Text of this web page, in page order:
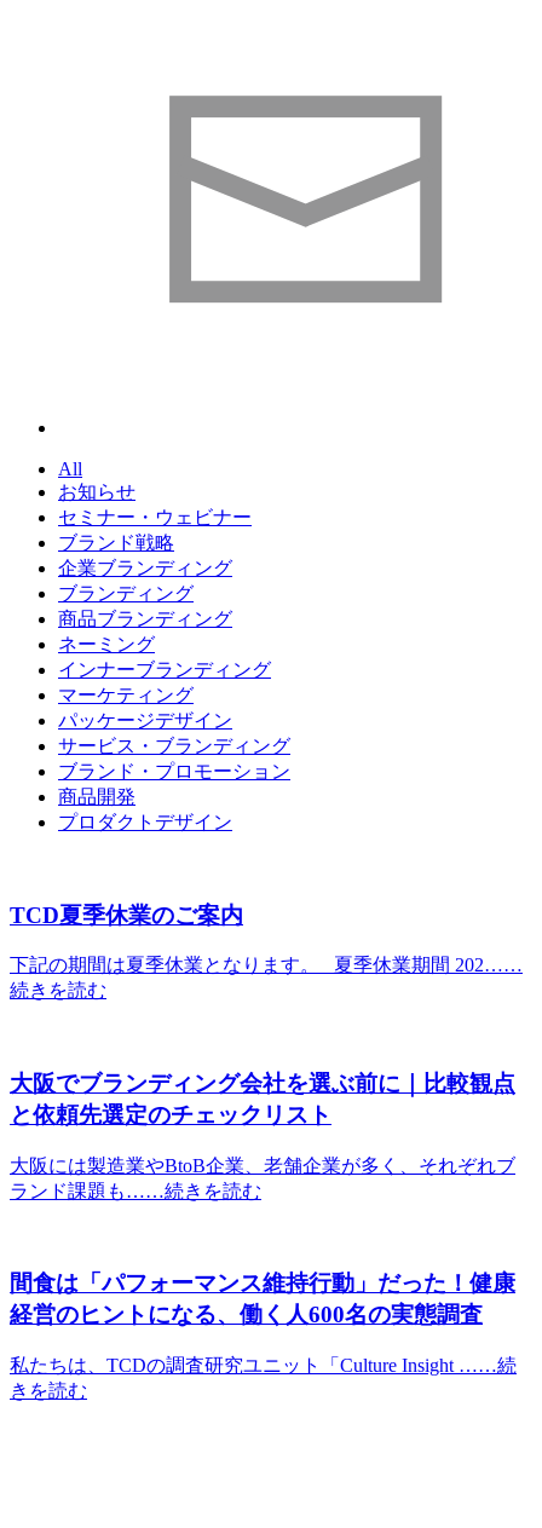
All
お知らせ
セミナー・ウェビナー
ブランド戦略
企業ブランディング
ブランディング
商品ブランディング
ネーミング
インナーブランディング
マーケティング
パッケージデザイン
サービス・ブランディング
ブランド・プロモーション
商品開発
プロダクトデザイン
TCD夏季休業のご案内
下記の期間は夏季休業となります。 夏季休業期間 202……
続きを読む
大阪でブランディング会社を選ぶ前に｜比較観点
と依頼先選定のチェックリスト
大阪には製造業やBtoB企業、老舗企業が多く、それぞれブ
ランド課題も……続きを読む
間食は「パフォーマンス維持行動」だった！健康
経営のヒントになる、働く人600名の実態調査
私たちは、TCDの調査研究ユニット「Culture Insight ……続
きを読む